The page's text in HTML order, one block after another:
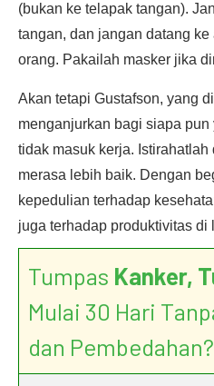
(bukan ke telapak tangan).
tangan, dan jangan datang
orang. Pakailah masker jika
Akan tetapi Gustafson, yang
menganjurkan bagi siapa
tidak masuk kerja. Istirahatlah
merasa lebih baik. Dengan
kepedulian terhadap
juga terhadap produktivitas di
Tumpas Kanker,
Mulai 30 Hari
dan